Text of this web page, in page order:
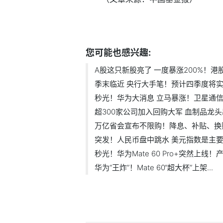
您可能也感兴趣:
A股这只新股亮了 一度暴涨200%！港
季末临近 央行大手笔！预计四季度将
秒光！华为大消息 立马暴涨！卫星通
超300家公司加入回购大军 血制品龙头
万亿省会宣布不限购！降息、补贴、换
突发！人民币盘中跳水 美元指数是主
秒光！华为Mate 60 Pro+突然上线！
华为“王炸”！Mate 60“超大杯”上架...